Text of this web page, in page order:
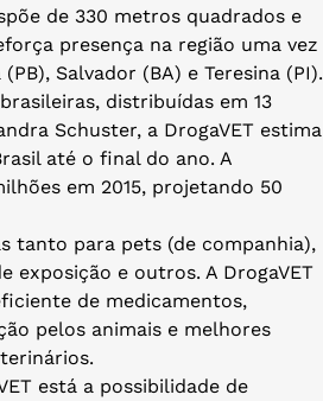
de 330 metros quadrados e
presença na região uma vez
Salvador (BA) e Teresina (PI).
distribuídas em 13
Schuster, a DrogaVET estima
até o final do ano. A
em 2015, projetando 50
tanto para pets (de companhia),
exposição e outros. A DrogaVET
de medicamentos,
pelos animais e melhores
está a possibilidade de